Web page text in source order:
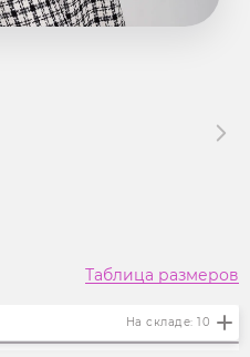
Таблица размеров
На складе: 10